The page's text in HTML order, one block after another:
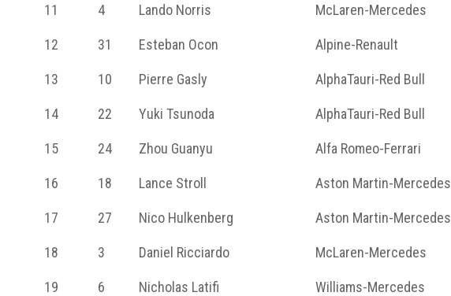
11 4 Lando Norris McLaren-Mercedes
12 31 Esteban Ocon Alpine-Renault
13 10 Pierre Gasly AlphaTauri-Red Bull
14 22 Yuki Tsunoda AlphaTauri-Red Bull
15 24 Zhou Guanyu Alfa Romeo-Ferrari
16 18 Lance Stroll Aston Martin-Mercedes
17 27 Nico Hulkenberg Aston Martin-Mercedes
18 3 Daniel Ricciardo McLaren-Mercedes
19 6 Nicholas Latifi Williams-Mercedes